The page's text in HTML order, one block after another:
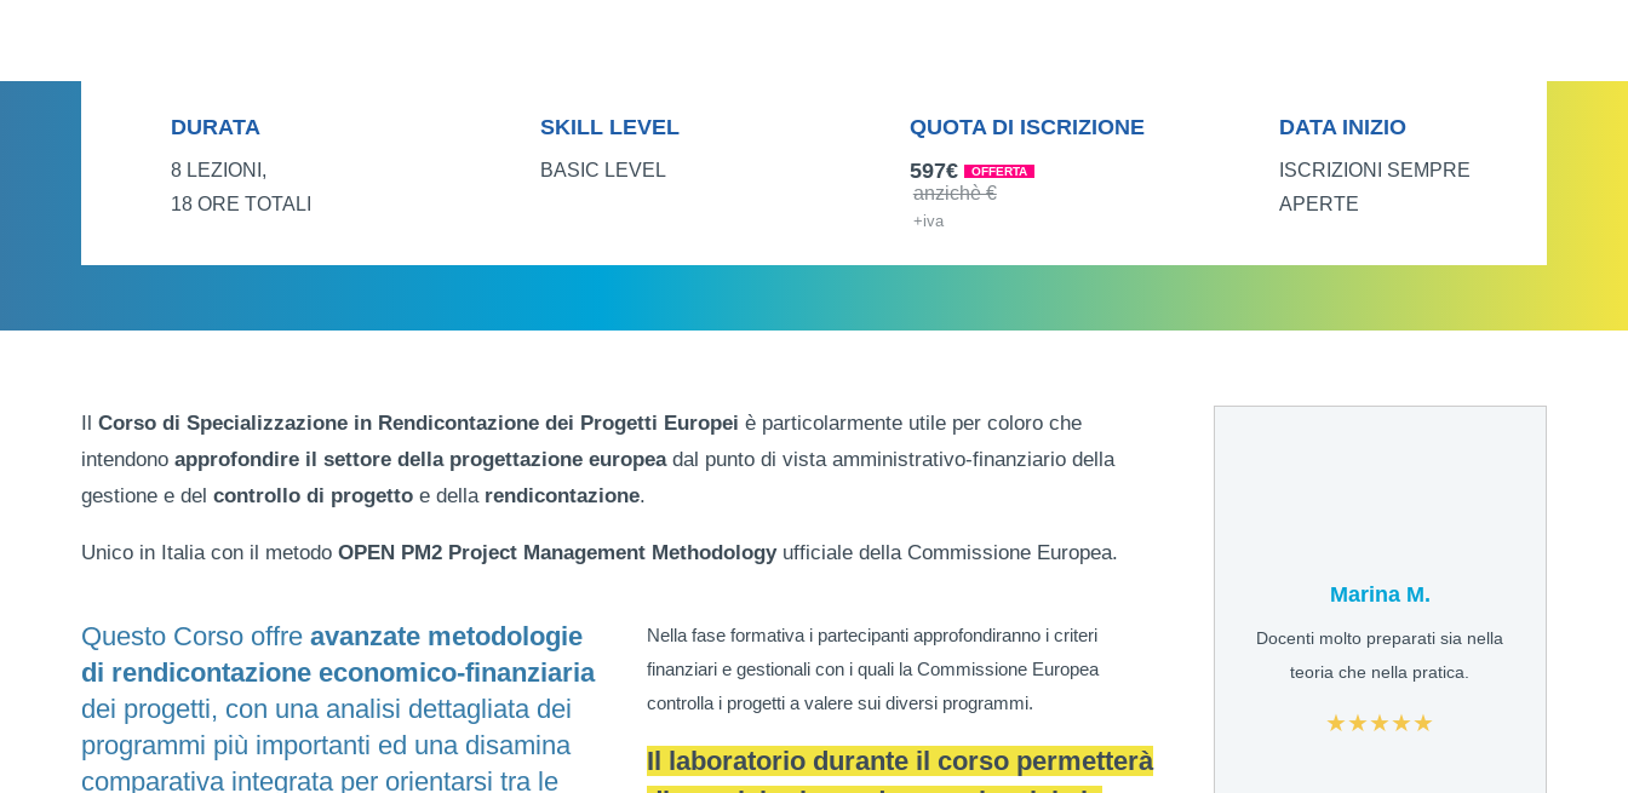
DURATA
8 LEZIONI,
18 ORE TOTALI
SKILL LEVEL
BASIC LEVEL
QUOTA DI ISCRIZIONE
597€
OFFERTA
anzichè €
+iva
DATA INIZIO
ISCRIZIONI SEMPRE
APERTE
IlCorso di Specializzazione in Rendicontazione dei Progetti Europei è particolarmente utile per coloro che
intendonoapprofondire il settore della progettazione europeadal punto di vista amministrativo-finanziario della
gestione e delcontrollo di progetto e della rendicontazione.
Unico in Italia con il metodoOPEN PM2 Project Management Methodologyufficiale della Commissione Europea.
Questo Corso offreavanzate metodologie
di rendicontazione economico-finanziaria
dei progetti, con una analisi dettagliata dei
programmi più importanti ed una disamina
comparativa integrata per orientarsi tra le
Nella fase formativa i partecipanti approfondiranno i criteri
finanziari e gestionali con i quali la Commissione Europea
controlla i progetti a valere sui diversi programmi.
Il laboratorio durante il corso permetterà
Marina M.
Docenti molto preparati sia nella
teoria che nella pratica.
★★★★★